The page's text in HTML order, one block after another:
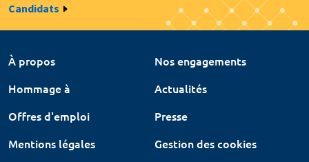
Candidats
À propos
Nos engagements
Hommage à
Actualités
Offres d'emploi
Presse
Mentions légales
Gestion des cookies